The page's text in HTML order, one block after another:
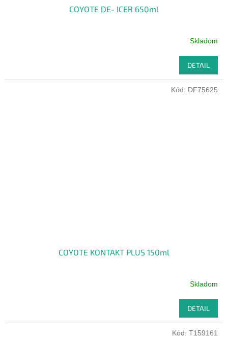
COYOTE DE- ICER 650ml
Skladom
DETAIL
COYOTE KONTAKT PLUS 150ml
Skladom
DETAIL
Kód: DF75625
Kód: T159161